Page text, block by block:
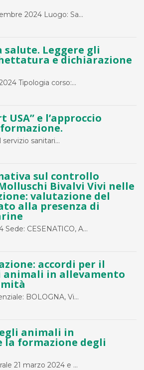
2024 Luogo: Sa...
salute. Leggere gli
e dichiarazione
Tipologia corso:...
USA” e l’approccio
sanitari...
sul controllo
Bivalvi Vivi nelle
valutazione del
alla presenza di
CESENATICO, A...
accordi per il
animali in allevamento
BOLOGNA, Vi...
animali in
la formazione degli
21 marzo 2024 e ...